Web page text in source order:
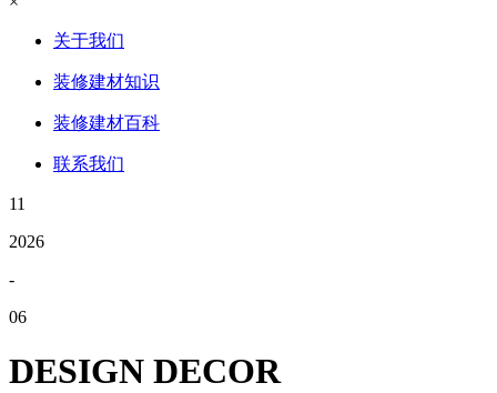
关于我们
装修建材知识
装修建材百科
联系我们
11
2026
-
06
DESIGN DECOR